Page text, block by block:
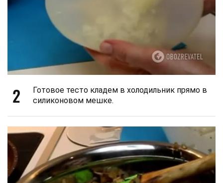
2
Готовое тесто кладем в холодильник прямо в
силиконовом мешке.